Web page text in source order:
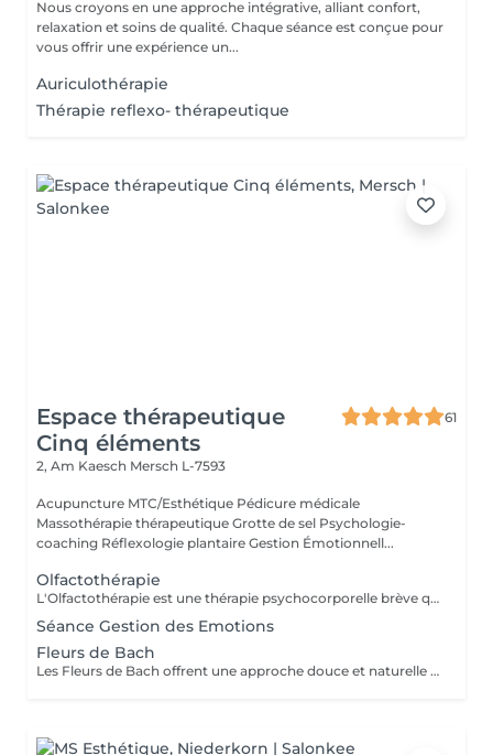
Nous croyons en une approche intégrative, alliant confort,
relaxation et soins de qualité. Chaque séance est conçue pour
vous offrir une expérience un...
Auriculothérapie
Thérapie reflexo- thérapeutique
Espace thérapeutique
Cinq éléments
61
2, Am Kaesch Mersch L-7593
Acupuncture MTC/Esthétique Pédicure médicale
Massothérapie thérapeutique Grotte de sel Psychologie-
coaching Réflexologie plantaire Gestion Émotionnell...
Olfactothérapie
L'Olfactothérapie est une thérapie psychocorporelle brève qui repose sur l'olfaction d'huiles essentielles. Elle est particulièrement intéressante en cas de phobie, d'anxiété, de déprime, de difficultés à gérer ses émotions. Les molécules odorantes des huiles essentielles sont capables d'influencer notre système nerveux et ainsi nos émotions. L'Olfactothérapie utilise ainsi le pouvoir vibratoire et émotionnel des huiles essentielles afin de rééquilibrer notre état général et améliorer notre bien-être intérieur. A l'aide des parfums de soins Altearah, nous verrons ensemble quelle(s) huiles essentielles correspondent à votre état du moment et vous accompagneront vers un objectif de mieux-être. En fonction des ces huiles choisies, nous pourrons travailler sur vos émotions, vos besoins. Vous repartirez avec votre propre synergie.
Séance Gestion des Emotions
Fleurs de Bach
Les Fleurs de Bach offrent une approche douce et naturelle pour harmoniser les émotions et retrouver un bien-être intérieur. Idéales pour accompagner les émotions, situations, traumatismes qui ont entraînés des pathologies physiques. C'est une méthode toute en douceur, qui prend soin de vous et de vos émotions. Nous choisissons ensembles les Fleurs qui correspondent à votre état du moment. Après les avoir reliées à ce que vous vivez ou avez vécu, je vous prépare un flacon de 30 ml pour une cure de 3 semaines.